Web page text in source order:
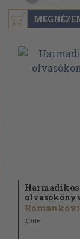
Harmadikos
2006